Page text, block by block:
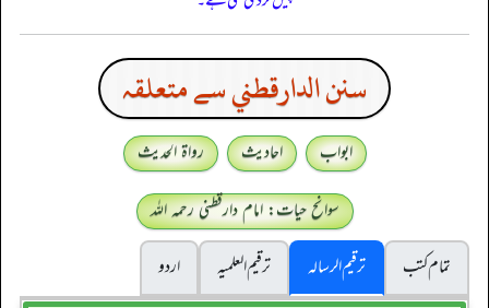
سنن الدارقطني سے متعلقہ
ابواب احادیث
رواۃ الحدیث
سوانح حیات: امام دارقطنی رحمہ اللہ
تمام کتب
ترقیم الرسالہ ترقیم العلمیہ
اردو